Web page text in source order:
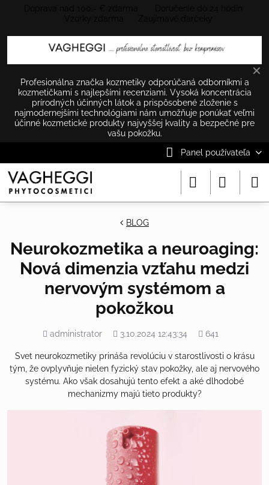
✕
Profesionálna značka kozmetiky odporúčaná odborníkmi a
kozmetičkami s najlepšími recenziami. Vysoká koncentrácia
prírodných účinných látok a prispôsobené zloženie s
najmodernejšími technológiami nám umožňuje ponúkať veľmi
účinné kozmetické produkty najvyššej kvality a bezpečné pre
vašu pokožku.
Panel používateľa
BLOG
Neurokozmetika a neuroaging:
Nová dimenzia vzťahu medzi
nervovým systémom a
pokožkou
Pridal
administrator Pridané
3.10.2024 12:43:34
Počet
641
Svet neurokozmetiky prináša revolúciu v starostlivosti o krásu
tým, že ovplyvňuje nielen fyzický stav pokožky, ale aj nervového
systému. Ako však dosahujú tento efekt a aké dlhodobé
mechanizmy majú tieto produkty?